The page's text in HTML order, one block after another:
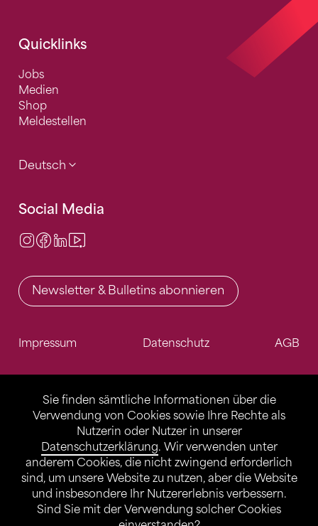
Sie finden sämtliche Informationen über die
Verwendung von Cookies sowie Ihre Rechte als
Nutzerin oder Nutzer in unserer
Datenschutzerklärung. Wir verwenden unter
anderem Cookies, die nicht zwingend erforderlich
sind, um unsere Website zu nutzen, aber die Website
und insbesondere Ihr Nutzererlebnis verbessern.
Sind Sie mit der Verwendung solcher Cookies
Quicklinks
Jobs
Medien
Shop
Meldestellen
Deutsch
Social Media
Instagram
Facebook
LinkedIn
Newsletter & Bulletins abonnieren
Impressum Datenschutz AGB